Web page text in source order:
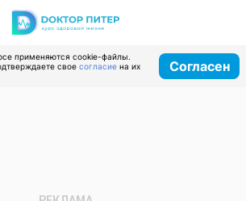
применяются cookie-файлы.
свое согласие на их
Согласен